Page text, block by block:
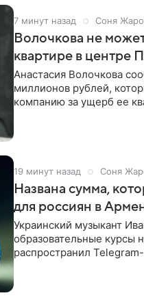
7 минут назад Соня
Волочкова не
квартире в центре
Анастасия Волочкова
миллионов рублей,
компанию за ущерб ее
19 минут назад Соня
Названа сумма,
для россиян в
Украинский музыкант
образовательные курсы
распространил